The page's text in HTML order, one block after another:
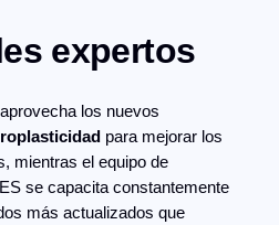
expertos
aprovecha los nuevos
para mejorar los
mientras el equipo de
se capacita constantemente
más actualizados que